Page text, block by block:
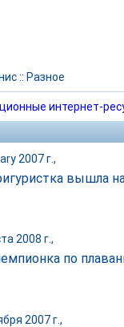
:: Разное
интернет-
2007 г.,
вышла
2008 г.,
по
2007 г.,